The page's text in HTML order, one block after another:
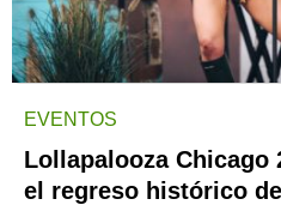
EVENTOS
Lollapalooza Chicago
el regreso histórico